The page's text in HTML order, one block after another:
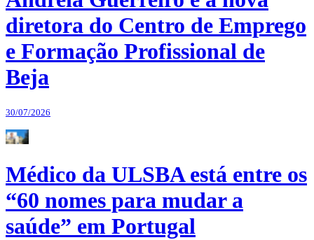
diretora do Centro de Emprego
e Formação Profissional de
Beja
30/07/2026
Médico da ULSBA está entre os
“60 nomes para mudar a
saúde” em Portugal